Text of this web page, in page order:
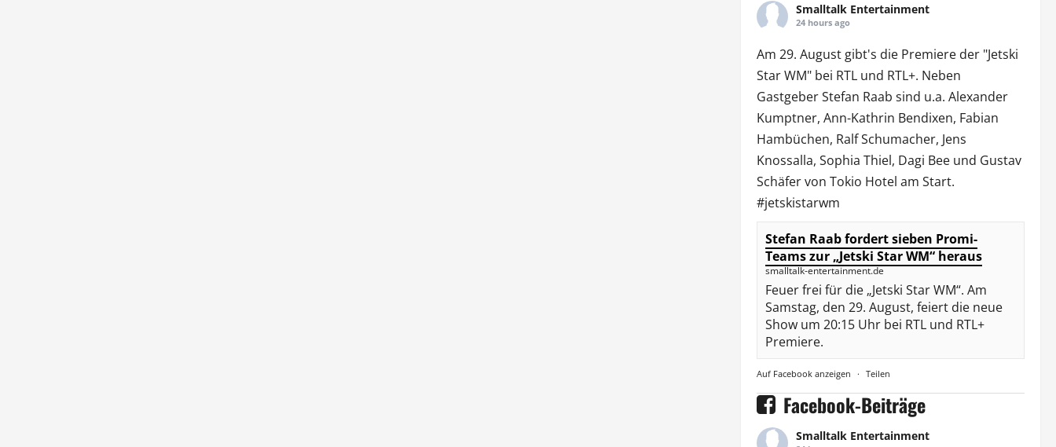
Smalltalk Entertainment
24 hours ago
Am 29. August gibt's die Premiere der "Jetski
Star WM" bei RTLund RTL+. Neben
Gastgeber Stefan Raab sind u.a. Alexander
Kumptner, Ann-Kathrin Bendixen, Fabian
Hambüchen, Ralf Schumacher, Jens
Knossalla, Sophia Thiel, Dagi Beeund Gustav
Schäfer von Tokio Hotel am Start.
#jetskistarwm
Stefan Raab fordert sieben Promi-
Teams zur „Jetski Star WM“ heraus
smalltalk-entertainment.de
Feuer frei für die „Jetski Star WM“. Am
Samstag, den 29. August, feiert die neue
Show um 20:15 Uhr bei RTL und RTL+
Premiere.
Auf Facebook anzeigen · Teilen
Facebook-Beiträge
Smalltalk Entertainment